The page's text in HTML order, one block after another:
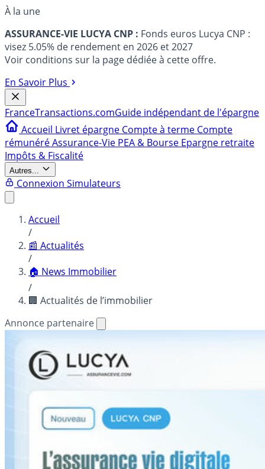
À la une
ASSURANCE-VIE LUCYA CNP : Fonds euros Lucya CNP :
visez 5.05% de rendement en 2026 et 2027
Voir conditions sur la page dédiée à cette offre.
En Savoir Plus
FranceTransactions.comGuide indépendant de l'épargne
Accueil Livret épargne Compte à terme Compte
rémunéréAssurance-Vie PEA & Bourse Epargne retraite
Impôts & Fiscalité
Autres...
Connexion Simulateurs
Accueil
/
📰 Actualités
/
🏠 News Immobilier
/
🏢 Actualités de l’immobilier
Annonce partenaire